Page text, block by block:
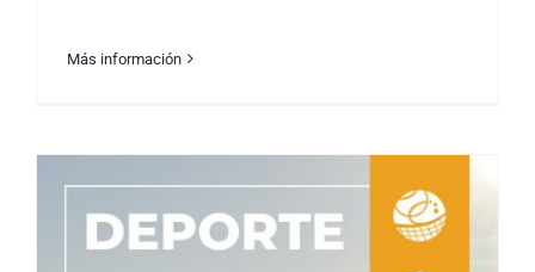
El Arte de Forjar Campeones
Más información